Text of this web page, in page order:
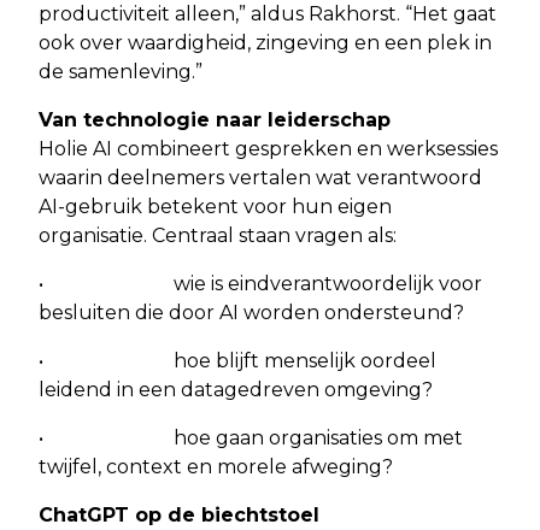
productiviteit alleen,” aldus Rakhorst. “Het gaat
ook over waardigheid, zingeving en een plek in
de samenleving.”
Van technologie naar leiderschap
Holie AI combineert gesprekken en werksessies
waarin deelnemers vertalen wat verantwoord
AI-gebruik betekent voor hun eigen
organisatie. Centraal staan vragen als:
• wie is eindverantwoordelijk voor
besluiten die door AI worden ondersteund?
• hoe blijft menselijk oordeel
leidend in een datagedreven omgeving?
• hoe gaan organisaties om met
twijfel, context en morele afweging?
ChatGPT op de biechtstoel